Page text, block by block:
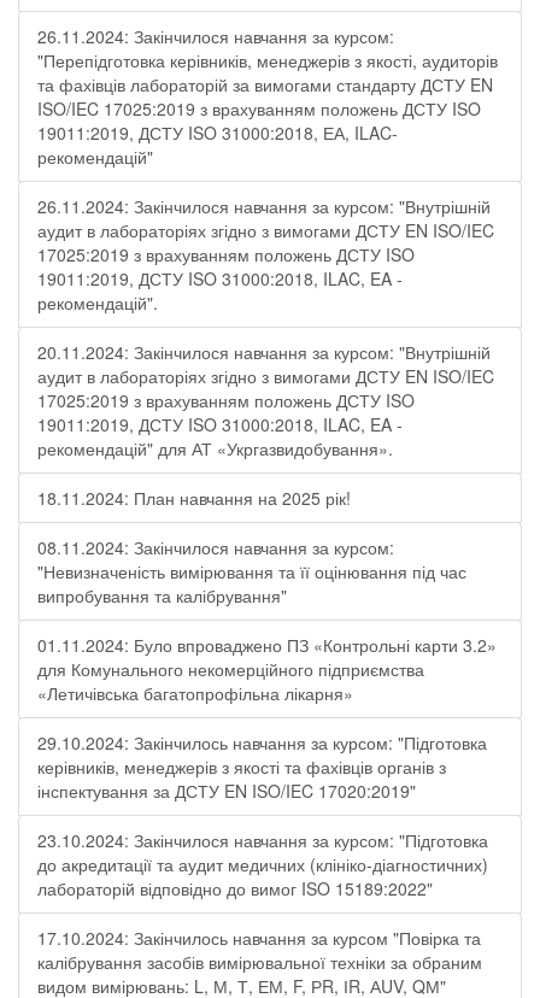
26.11.2024: Закінчилося навчання за курсом:
"Перепідготовка керівників, менеджерів з якості, аудиторів
та фахівців лабораторій за вимогами стандарту ДСТУ EN
ISO/IEC 17025:2019 з врахуванням положень ДСТУ ISO
19011:2019, ДСТУ ISO 31000:2018, ЕА, ILAC-
рекомендацій"
26.11.2024: Закінчилося навчання за курсом: "Внутрішній
аудит в лабораторіях згідно з вимогами ДСТУ EN ISO/IEC
17025:2019 з врахуванням положень ДСТУ ISO
19011:2019, ДСТУ ISO 31000:2018, ILAC, EA -
рекомендацій".
20.11.2024: Закінчилося навчання за курсом: "Внутрішній
аудит в лабораторіях згідно з вимогами ДСТУ EN ISO/IEC
17025:2019 з врахуванням положень ДСТУ ISO
19011:2019, ДСТУ ISO 31000:2018, ILAC, EA -
рекомендацій" для АТ «Укргазвидобування».
18.11.2024: План навчання на 2025 рік!
08.11.2024: Закінчилося навчання за курсом:
"Невизначеність вимірювання та її оцінювання під час
випробування та калібрування"
01.11.2024: Було впроваджено ПЗ «Контрольні карти 3.2»
для Комунального некомерційного підприємства
«Летичівська багатопрофільна лікарня»
29.10.2024: Закінчилось навчання за курсом: "Підготовка
керівників, менеджерів з якості та фахівців органів з
інспектування за ДСТУ EN ISO/IEC 17020:2019"
23.10.2024: Закінчилося навчання за курсом: "Підготовка
до акредитації та аудит медичних (клініко-діагностичних)
лабораторій відповідно до вимог ISO 15189:2022"
17.10.2024: Закінчилось навчання за курсом "Повірка та
калібрування засобів вимірювальної техніки за обраним
видом вимірювань: L, М, Т, ЕМ, F, РR, ІR, АUV, QМ"